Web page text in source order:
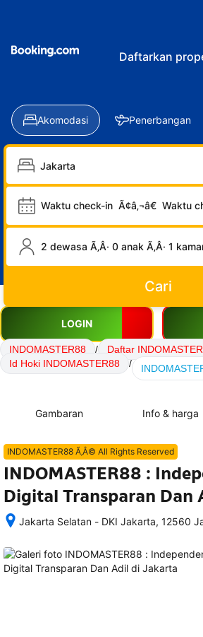
Daftarkan
Akomodasi Penerbangan
Waktu check-in Ã¢â‚¬â€ Waktu
2 dewasa Ã‚Â· 0 anak Ã‚Â· 1
Cari
LOGIN
INDOMASTER88 / Daftar
Id Hoki INDOMASTER88
/
Gambaran Info & harga
INDOMASTER88 Ã‚Â© All Rights Reserved
INDOMASTER88 :
Digital Transparan Dan
Jakarta Selatan - DKI Jakarta, 12560
memesan,
semua